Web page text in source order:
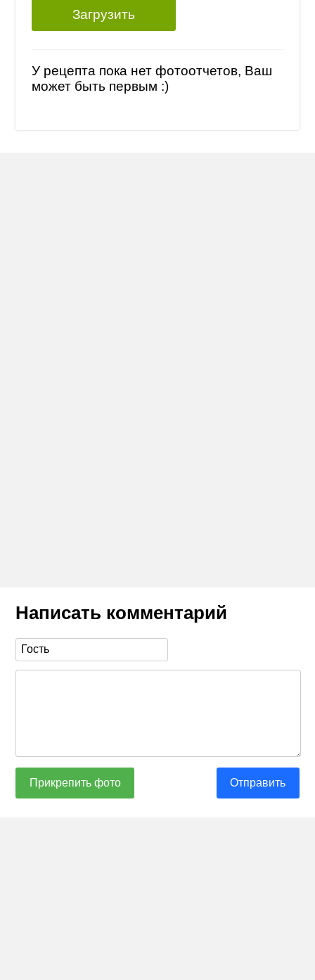
Загрузить
У рецепта пока нет фотоотчетов, Ваш
может быть первым :)
Написать комментарий
Прикрепить фото Отправить